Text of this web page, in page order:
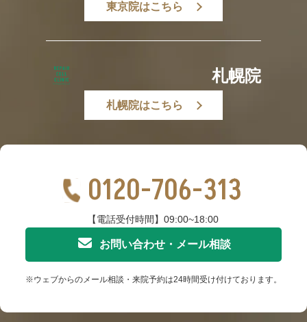
東京院はこちら
札幌院
札幌院はこちら
0120-706-313
【電話受付時間】09:00~18:00
お問い合わせ・メール相談
※ウェブからのメール相談・来院予約は24時間受け付けております。